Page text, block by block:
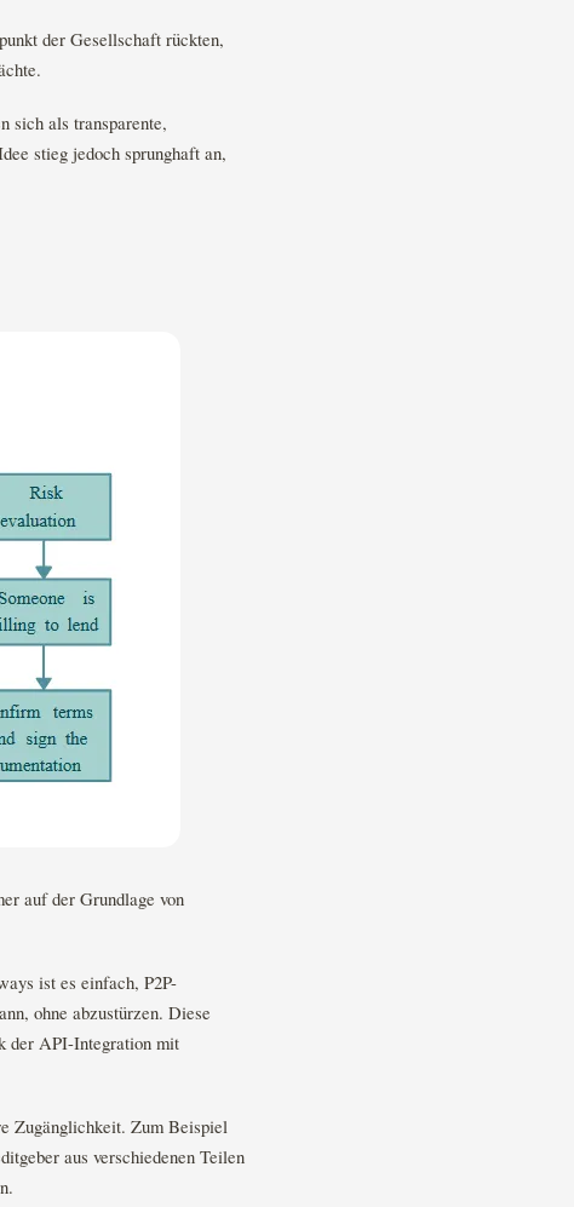
der Gesellschaft rückten,
sich als transparente,
stieg jedoch sprunghaft an,
auf der Grundlage von
ist es einfach, P2P-
ohne abzustürzen. Diese
der API-Integration mit
Zugänglichkeit. Zum Beispiel
aus verschiedenen Teilen